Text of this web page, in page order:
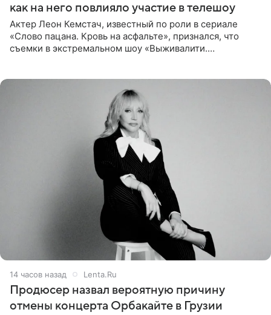
как на него повлияло участие в телешоу
Актер Леон Кемстач, известный по роли в сериале
«Слово пацана. Кровь на асфальте», признался, что
съемки в экстремальном шоу «Выживалити.
14 часов назад Lenta.Ru
Продюсер назвал вероятную причину
отмены концерта Орбакайте в Грузии